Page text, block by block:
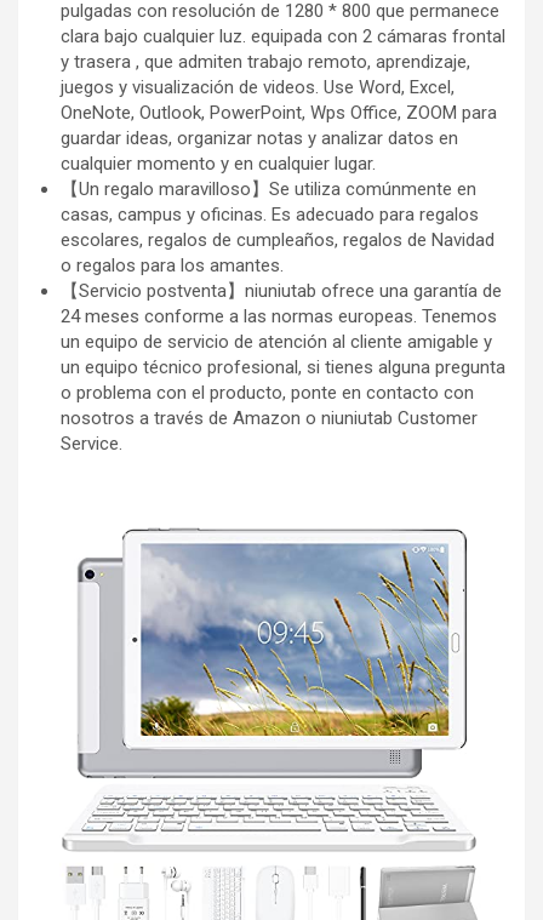
pulgadas con resolución de 1280 * 800 que permanece
clara bajo cualquier luz. equipada con 2 cámaras frontal
y trasera , que admiten trabajo remoto, aprendizaje,
juegos y visualización de videos. Use Word, Excel,
OneNote, Outlook, PowerPoint, Wps Office, ZOOM para
guardar ideas, organizar notas y analizar datos en
cualquier momento y en cualquier lugar.
【Un regalo maravilloso】Se utiliza comúnmente en
casas, campus y oficinas. Es adecuado para regalos
escolares, regalos de cumpleaños, regalos de Navidad
o regalos para los amantes.
【Servicio postventa】niuniutab ofrece una garantía de
24 meses conforme a las normas europeas. Tenemos
un equipo de servicio de atención al cliente amigable y
un equipo técnico profesional, si tienes alguna pregunta
o problema con el producto, ponte en contacto con
nosotros a través de Amazon o niuniutab Customer
Service.